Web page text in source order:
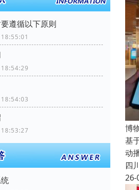
遵循以下原则
博
基
动
四
26-